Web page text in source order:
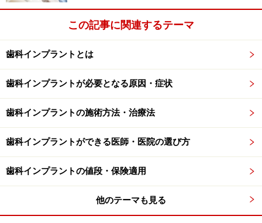
表面性状の種類
粗造面の拡大図
構造による影響がとても大きいです。これはそれぞれの
インプラントシステムが独自に開発しているので、この
表面性状の選択はとても重要になります。
ツルツルの機械研磨面からスタートしたインプラント
この記事に関連するテーマ
歯科インプラントとは
歯科インプラントが必要となる原因・症状
歯科インプラントの施術方法・治療法
歯科インプラントができる医師・医院の選び方
歯科インプラントの値段・保険適用
他のテーマも見る